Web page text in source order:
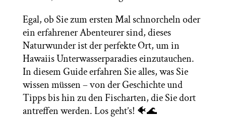
Egal, ob Sie zum ersten Mal schnorcheln oder
ein erfahrener Abenteurer sind, dieses
Naturwunder ist der perfekte Ort, um in
Hawaiis Unterwasserparadies einzutauchen.
In diesem Guide erfahren Sie alles, was Sie
wissen müssen – von der Geschichte und
Tipps bis hin zu den Fischarten, die Sie dort
antreffen werden. Los geht’s! 🐠🌊